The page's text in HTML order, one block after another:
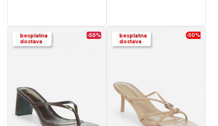
besplatna
dostava
-50%
besplatna
dostava
-50%